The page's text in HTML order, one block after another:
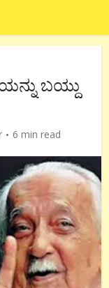
ಬಯ್ದು
6 min read